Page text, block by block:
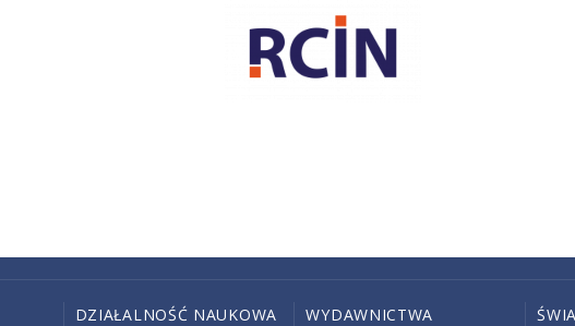
DZIAŁALNOŚĆ NAUKOWA WYDAWNICTWA